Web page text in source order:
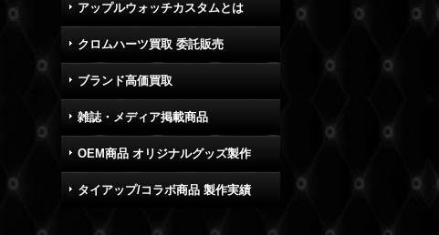
アップルウォッチカスタムとは
クロムハーツ買取 委託販売
ブランド高価買取
雑誌・メディア掲載商品
OEM商品 オリジナルグッズ製作
タイアップ/コラボ商品 製作実績